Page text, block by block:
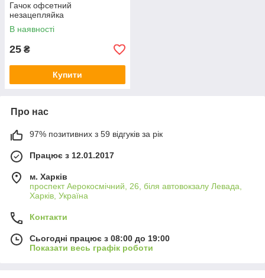
Гачок офсетний
незацепляйка
В наявності
25 ₴
Купити
Про нас
97% позитивних з 59 відгуків за рік
Працює з 12.01.2017
м. Харків
проспект Аерокосмічний, 26, біля автовокзалу Левада,
Харків, Україна
Контакти
Сьогодні працює з 08:00 до 19:00
Показати весь графік роботи